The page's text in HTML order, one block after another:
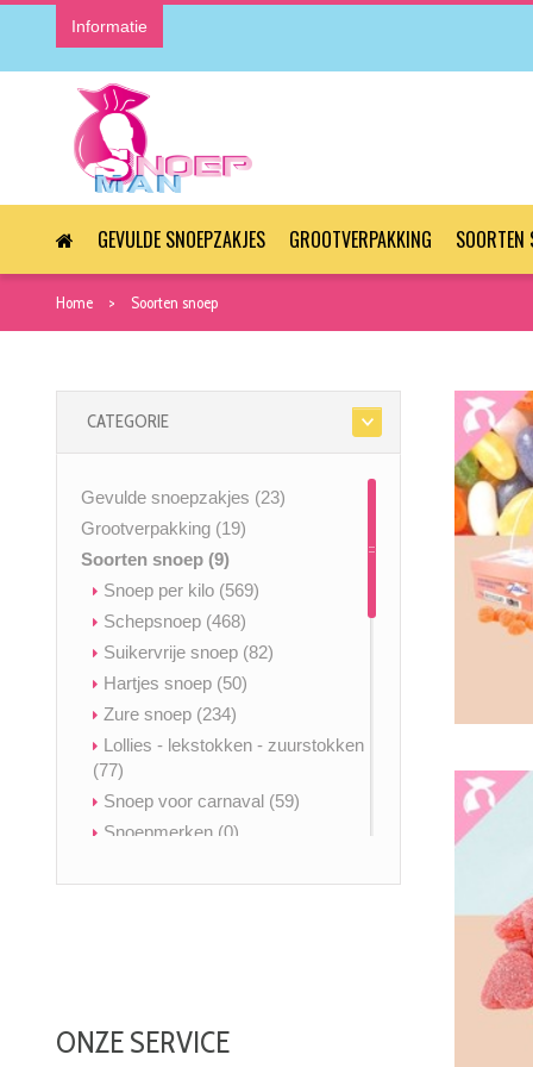
Informatie
GEVULDE SNOEPZAKJES GROOTVERPAKKING SOORTEN
Home Soorten snoep
CATEGORIE
Gevulde snoepzakjes (23)
Grootverpakking (19)
Soorten snoep (9)
Snoep per kilo (569)
Schepsnoep (468)
Suikervrije snoep (82)
Hartjes snoep (50)
Zure snoep (234)
Lollies - lekstokken - zuurstokken
(77)
Snoep voor carnaval (59)
Snoepmerken (0)
Glutenvrij & vrij van allergenen
ONZE SERVICE